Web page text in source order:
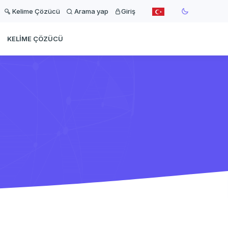
Kelime Çözücü Arama yap Giriş
KELIME ÇÖZÜCÜ